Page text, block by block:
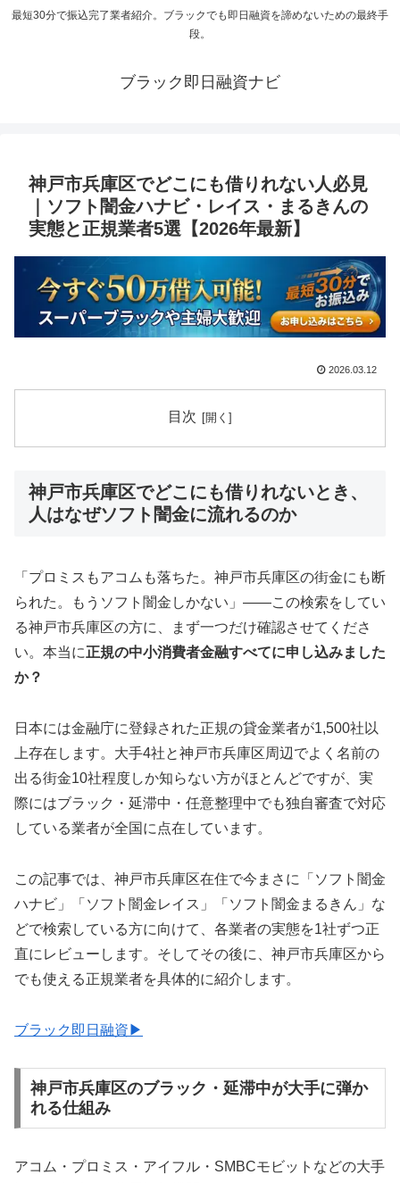
最短30分で振込完了業者紹介。ブラックでも即日融資を諦めないための最終手
段。
ブラック即日融資ナビ
神戸市兵庫区でどこにも借りれない人必見
｜ソフト闇金ハナビ・レイス・まるきんの
実態と正規業者5選【2026年最新】
2026.03.12
目次
神戸市兵庫区でどこにも借りれないとき、
人はなぜソフト闇金に流れるのか
「プロミスもアコムも落ちた。神戸市兵庫区の街金にも断
られた。もうソフト闇金しかない」——この検索をしてい
る神戸市兵庫区の方に、まず一つだけ確認させてくださ
い。本当に正規の中小消費者金融すべてに申し込みました
か？
日本には金融庁に登録された正規の貸金業者が1,500社以
上存在します。大手4社と神戸市兵庫区周辺でよく名前の
出る街金10社程度しか知らない方がほとんどですが、実
際にはブラック・延滞中・任意整理中でも独自審査で対応
している業者が全国に点在しています。
この記事では、神戸市兵庫区在住で今まさに「ソフト闇金
ハナビ」「ソフト闇金レイス」「ソフト闇金まるきん」な
どで検索している方に向けて、各業者の実態を1社ずつ正
直にレビューします。そしてその後に、神戸市兵庫区から
でも使える正規業者を具体的に紹介します。
ブラック即日融資▶
神戸市兵庫区のブラック・延滞中が大手に弾か
れる仕組み
アコム・プロミス・アイフル・SMBCモビットなどの大手